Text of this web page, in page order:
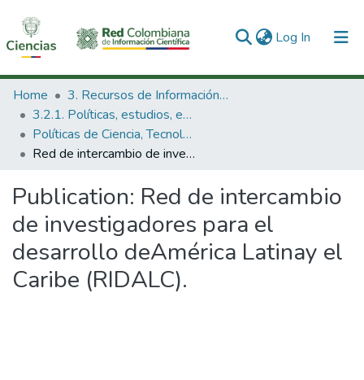
Log In (current)
Communities & Collections
All of DSpace
Statistics
Home
3. Recursos de Información Científica y Tecnológica
3.2.1. Políticas, estudios, evaluaciones e indicadores de CTeI
Políticas de Ciencia, Tecnología e Innovación
Red de intercambio de investigadores para el desarrollo deAmérica Latinay el Caribe (RIDALC).
Publication: Red de intercambio
de investigadores para el
desarrollo deAmérica Latinay el
Caribe (RIDALC).